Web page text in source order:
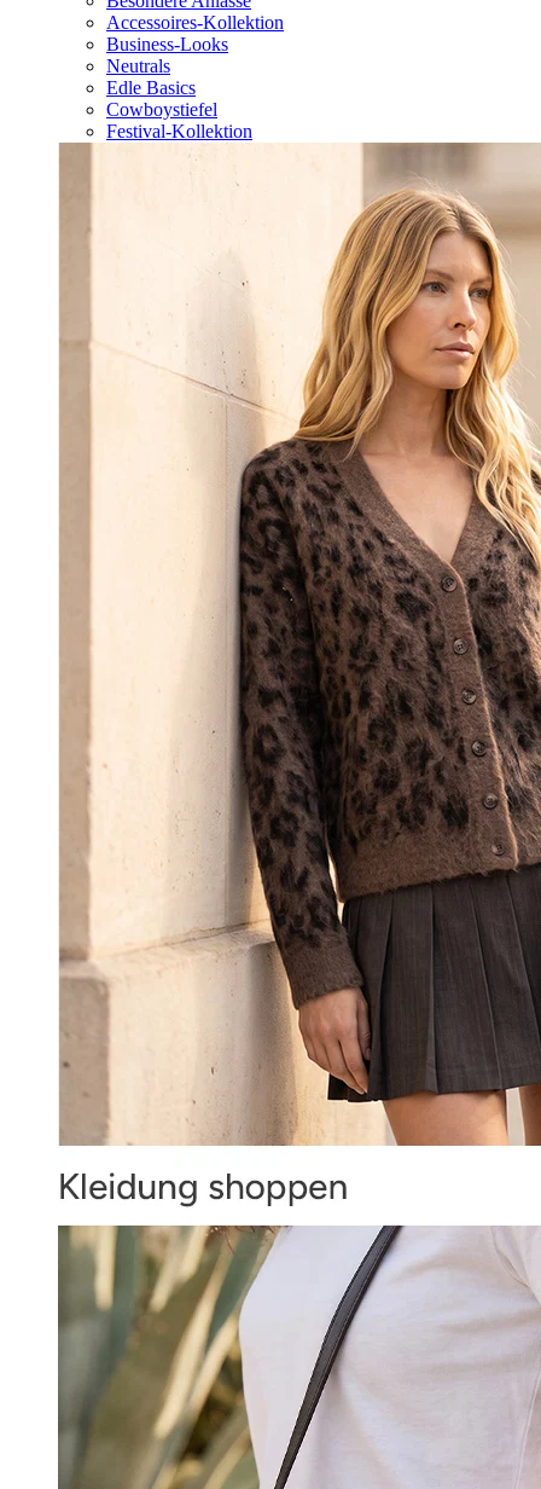
Accessoires-Kollektion
Business-Looks
Neutrals
Edle Basics
Cowboystiefel
Festival-Kollektion